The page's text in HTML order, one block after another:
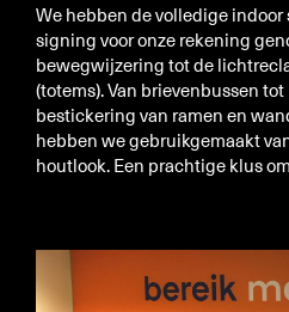
We hebben de volledige
signing voor onze rekening
bewegwijzering tot de
(totems). Van brievenbussen
bestickering van ramen en
hebben we gebruikgemaakt
houtlook. Een prachtige klus